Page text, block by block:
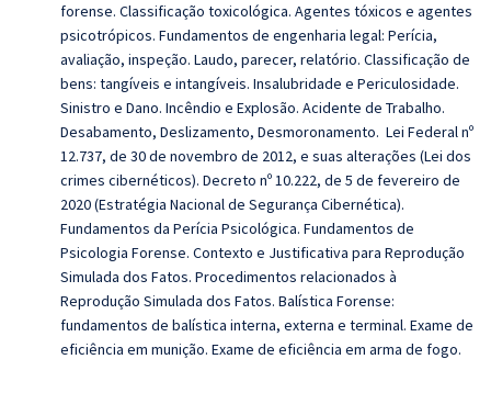
forense. Classificação toxicológica. Agentes tóxicos e agentes
psicotrópicos. Fundamentos de engenharia legal: Perícia,
avaliação, inspeção. Laudo, parecer, relatório. Classificação de
bens: tangíveis e intangíveis. Insalubridade e Periculosidade.
Sinistro e Dano. Incêndio e Explosão. Acidente de Trabalho.
Desabamento, Deslizamento, Desmoronamento. Lei Federal nº
12.737, de 30 de novembro de 2012, e suas alterações (Lei dos
crimes cibernéticos). Decreto nº 10.222, de 5 de fevereiro de
2020 (Estratégia Nacional de Segurança Cibernética).
Fundamentos da Perícia Psicológica. Fundamentos de
Psicologia Forense. Contexto e Justificativa para Reprodução
Simulada dos Fatos. Procedimentos relacionados à
Reprodução Simulada dos Fatos. Balística Forense:
fundamentos de balística interna, externa e terminal. Exame de
eficiência em munição. Exame de eficiência em arma de fogo.